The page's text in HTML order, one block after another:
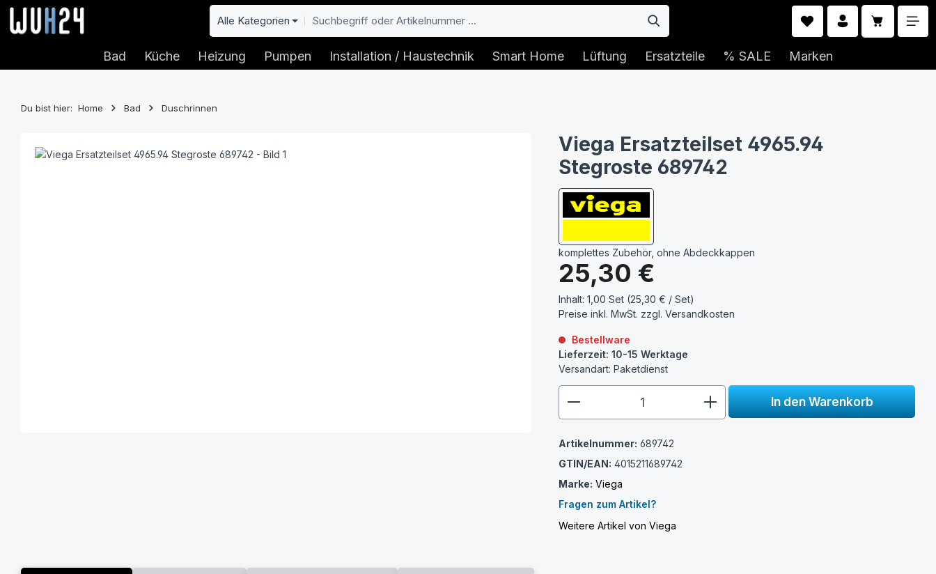
Hauptinhalt springen
Zur Suche springen
Zur Hauptnavigation springen Alle Kategorien
Bad Küche Heizung Pumpen Installation / Haustechnik Smart Home Lüftung Ersatzteile % SALE Marken
Du bist hier: Home Bad Duschrinnen
Viega Ersatzteilset 4965.94
Stegroste 689742
komplettes Zubehör, ohne Abdeckkappen
Regulärer Preis:
25,30 €
Inhalt:1,00 Set (25,30 € / Set)
Preise inkl. MwSt. zzgl.Versandkosten
Bestellware
Lieferzeit: 10-15 Werktage
Versandart: Paketdienst
In den Warenkorb
Artikelnummer: 689742
GTIN/EAN: 4015211689742
Marke: Viega
Fragen zum Artikel?
Weitere Artikel von Viega